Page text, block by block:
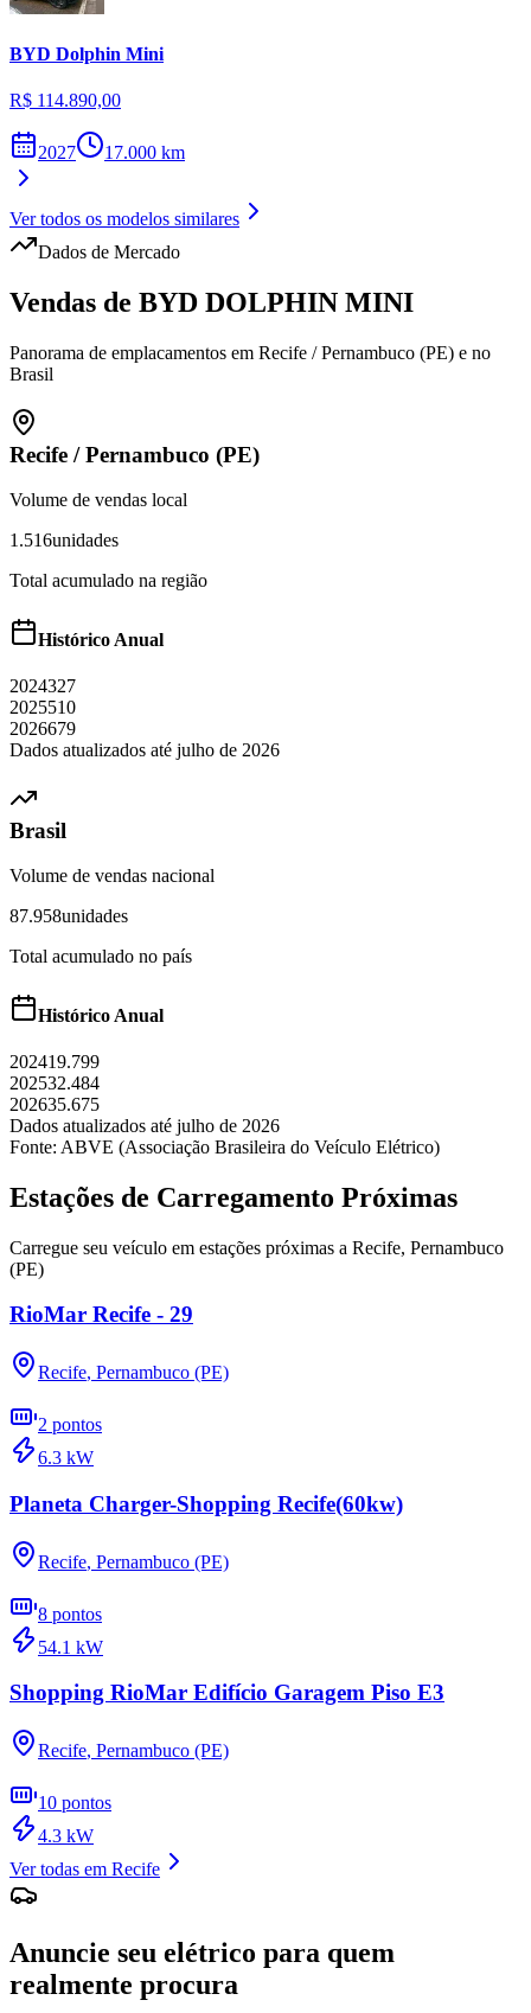
BYD Dolphin Mini
R$ 114.890,00
2027 17.000 km
Ver todos os modelos similares
Dados de Mercado
Vendas de BYD DOLPHIN MINI
Panorama de emplacamentos em Recife / Pernambuco (PE) e no
Brasil
Recife /Pernambuco (PE)
Volume de vendas local
1.516unidades
Total acumulado na região
Histórico Anual
2024327
2025510
2026679
Dados atualizados até julho de 2026
Brasil
Volume de vendas nacional
87.958unidades
Total acumulado no país
Histórico Anual
202419.799
202532.484
202635.675
Dados atualizados até julho de 2026
Fonte: ABVE (Associação Brasileira do Veículo Elétrico)
Estações de Carregamento Próximas
Carregue seu veículo em estações próximas a Recife, Pernambuco
(PE)
RioMar Recife - 29
Recife, Pernambuco (PE)
2 pontos
6.3 kW
Planeta Charger-Shopping Recife(60kw)
Recife, Pernambuco (PE)
8 pontos
54.1 kW
Shopping RioMar Edifício Garagem Piso E3
Recife, Pernambuco (PE)
10 pontos
4.3 kW
Ver todas em Recife
Anuncie seu elétrico para quem
realmente procura